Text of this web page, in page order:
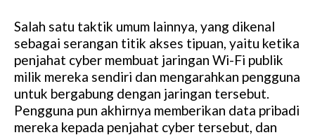
Salah satu taktik umum lainnya, yang dikenal
sebagai serangan titik akses tipuan, yaitu ketika
penjahat cyber membuat jaringan Wi-Fi publik
milik mereka sendiri dan mengarahkan pengguna
untuk bergabung dengan jaringan tersebut.
Pengguna pun akhirnya memberikan data pribadi
mereka kepada penjahat cyber tersebut, dan